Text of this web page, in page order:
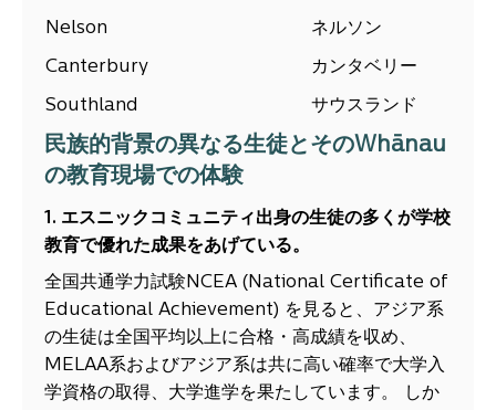
Nelson ネルソン
Canterbury カンタベリー
Southland サウスランド
民族的背景の異なる生徒とそのWhānau
の教育現場での体験
1. エスニックコミュニティ出身の生徒の多くが学校
教育で優れた成果をあげている。
全国共通学力試験NCEA (National Certificate of
Educational Achievement) を見ると、アジア系
の生徒は全国平均以上に合格・高成績を収め、
MELAA系およびアジア系は共に高い確率で大学入
学資格の取得、大学進学を果たしています。 しか